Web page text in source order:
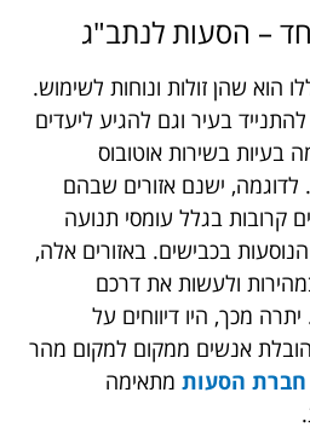
– הסעות לנתב"ג
הוא שהן זולות ונוחות לשימוש.
בעיר וגם להגיע ליעדים
בעיות בשירות אוטובוס
ישנם אזורים שבהם
קרובות בגלל עומסי תנועה
בכבישים. באזורים אלה,
ולעשות את דרכם
מכך, היו דיווחים על
אנשים ממקום למקום מהר
חברת הסעות מתאימה